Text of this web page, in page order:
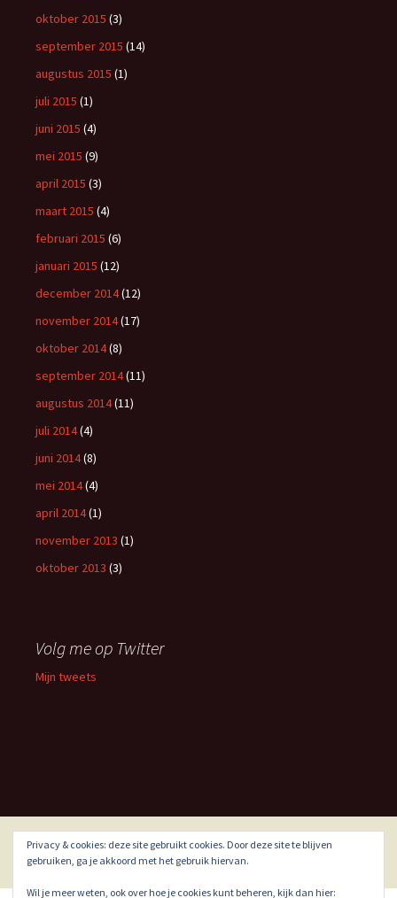
oktober 2015 (3)
september 2015 (14)
augustus 2015 (1)
juli 2015 (1)
juni 2015 (4)
mei 2015 (9)
april 2015 (3)
maart 2015 (4)
februari 2015 (6)
januari 2015 (12)
december 2014(12)
november 2014(17)
oktober 2014(8)
september 2014(11)
augustus 2014(11)
juli 2014(4)
juni 2014(8)
mei 2014(4)
april 2014(1)
november 2013 (1)
oktober 2013 (3)
Volg me op Twitter
Mijn tweets
Ondersteund door WordPress
Privacy & cookies: deze site gebruikt cookies. Door deze site te blijven
gebruiken, ga je akkoord met het gebruik hiervan.
Wil je meer weten, ook over hoe je cookies kunt beheren, kijk dan hier: